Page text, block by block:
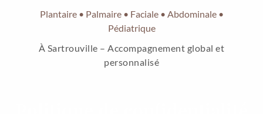
Plantaire • Palmaire • Faciale • Abdominale •
Pédiatrique
À Sartrouville – Accompagnement global et
personnalisé